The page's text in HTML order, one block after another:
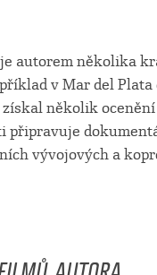
autorem několika
v Mar del Plata
několik
připravuje
vývojových a